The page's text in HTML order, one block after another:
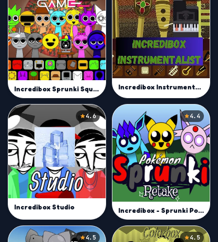
Incredibox Sprunki Squid Game Season 2 Incredibox Instrumentalist
4.6
Incredibox Studio
4.4
Incredibox - Sprunki Pokemon
4.5 4.5